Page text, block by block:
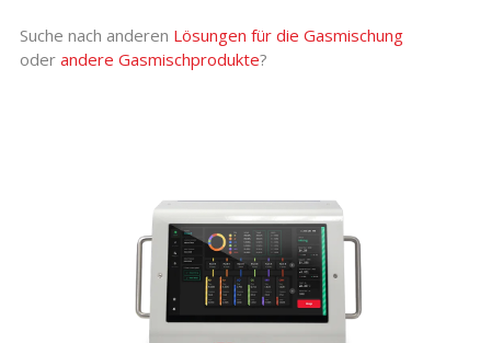
Suche nach anderen Lösungen für die Gasmischung
oder andere Gasmischprodukte?